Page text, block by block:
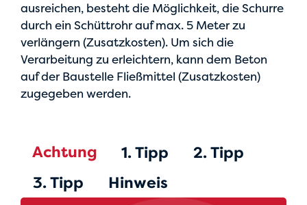
ausreichen, besteht die Möglichkeit, die Schurre
durch ein Schüttrohr auf max. 5 Meter zu
verlängern (Zusatzkosten). Um sich die
Verarbeitung zu erleichtern, kann dem Beton
auf der Baustelle Fließmittel (Zusatzkosten)
zugegeben werden.
Achtung 1. Tipp
2. Tipp
3. Tipp
Hinweis